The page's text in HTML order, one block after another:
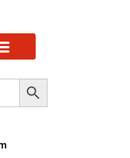
SEARCH BUTTON